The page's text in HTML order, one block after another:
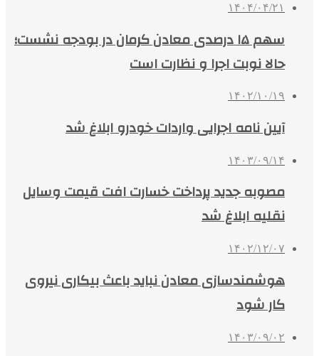
۱۴۰۴/۰۴/۲۱
سهم ۱۵ درصدی معادن کرمان در بودجه نشست؛
حالا نوبت اجرا و نظارت است
۱۴۰۲/۱۰/۱۹
آیین نامه اجرایی واردات خودرو ابلاغ شد
۱۴۰۳/۰۹/۱۴
مصوبه جدید پرداخت خسارت افت قیمت وسایل
نقلیه ابلاغ شد
۱۴۰۲/۱۲/۰۷
هوشمندسازی معادن نباید باعث بیکاری نیروی
کار شود
۱۴۰۳/۰۹/۰۲